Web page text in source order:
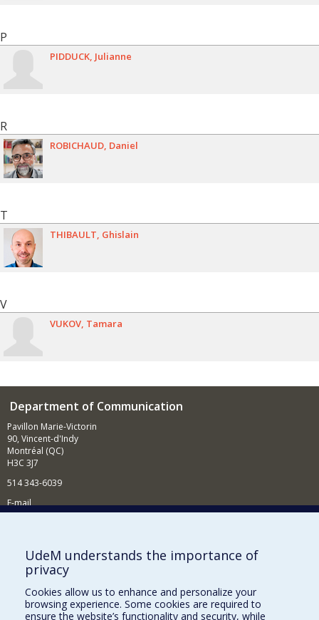
P
PIDDUCK Julianne
R
ROBICHAUD Daniel
T
THIBAULT Ghislain
V
VUKOV Tamara
Department of Communication
Pavillon Marie-Victorin
90, Vincent-d'Indy
Montréal (QC)
H3C 3J7
514 343-6039
E-mail
Supporting the Department
NEED HELP?
Site map
Report a problem
UdeM understands the importance of
privacy
Cookies allow us to enhance and personalize your
browsing experience. Some cookies are required to
ensure the website’s functionality and security, while